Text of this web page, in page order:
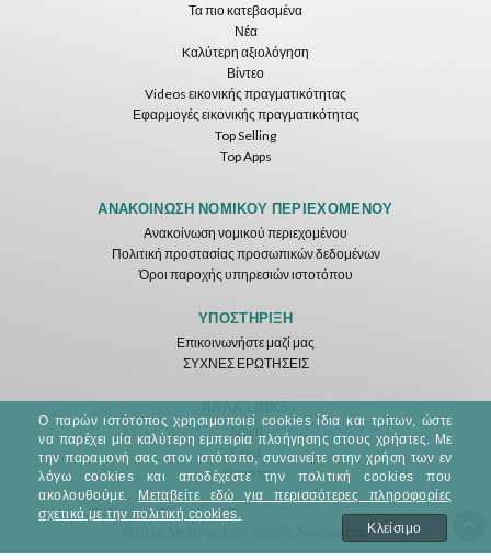
Nvía
Δωρεάν
Nvía
Δωρεάν
Jumping Levels
Nvía
Δωρεάν
Τα πιο κατεβασμένα
Νέα
Kαλύτερη αξιολόγηση
Βίντεο
Videos εικονικής πραγματικότητας
Εφαρμογές εικονικής πραγματικότητας
Top Selling
Top Apps
ΑΝΑΚΟΊΝΩΣΗ ΝΟΜΙΚΟΎ ΠΕΡΙΕΧΟΜΈΝΟΥ
Ανακοίνωση νομικού περιεχομένου
Πολιτική προστασίας προσωπικών δεδομένων
Όροι παροχής υπηρεσιών ιστοτόπου
ΥΠΟΣΤΉΡΙΞΗ
Επικοινωνήστε μαζί μας
ΣΥΧΝΕΣ ΕΡΩΤΗΣΕΙΣ
ΆΛΛΑ LINKS
Λήψη
Feed
Sitemap
©2026. Με επιφύλαξη παντός δικαιώματος
Ο παρών ιστότοπος χρησιμοποιεί cookies ίδια και τρίτων, ώστε
να παρέχει μία καλύτερη εμπειρία πλοήγησης στους χρήστες. Με
την παραμονή σας στον ιστότοπο, συναινείτε στην χρήση των εν
λόγω cookies και αποδέχεστε την πολιτική cookies που
ακολουθούμε.
Μεταβείτε εδώ για περισσότερες πληροφορίες
σχετικά με την πολιτική cookies.
Κλείσιμο